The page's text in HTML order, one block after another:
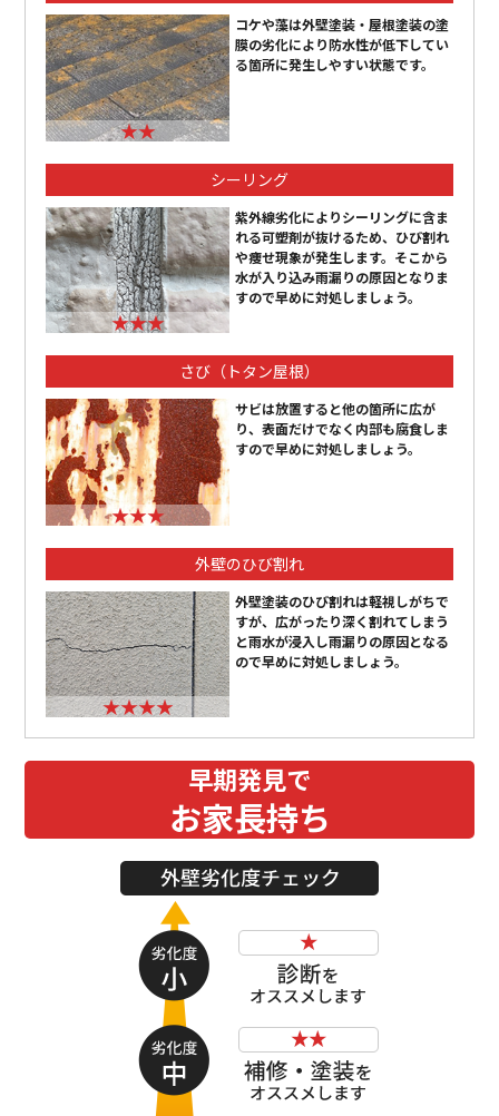
★★
コケや藻は外壁塗装・屋根塗装の塗
膜の劣化により防水性が低下してい
る箇所に発生しやすい状態です。
シーリング
★★★
紫外線劣化によりシーリングに含ま
れる可塑剤が抜けるため、ひび割れ
や痩せ現象が発生します。そこから
水が入り込み雨漏りの原因となりま
すので早めに対処しましょう。
さび（トタン屋根）
★★★
サビは放置すると他の箇所に広が
り、表面だけでなく内部も腐食しま
すので早めに対処しましょう。
外壁のひび割れ
★★★★
外壁塗装のひび割れは軽視しがちで
すが、広がったり深く割れてしまう
と雨水が浸入し雨漏りの原因となる
ので早めに対処しましょう。
早期発見で
お家長持ち